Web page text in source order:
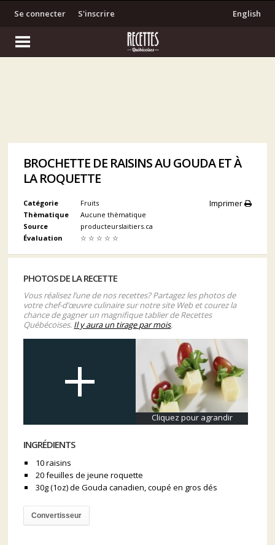
S'inscrire
Se connecter English
BROCHETTE DE RAISINS AU GOUDA ET À
LA ROQUETTE
Imprimer
Catégorie
Fruits
Thèmatique
Aucune thèmatique
Source
producteurslaitiers.ca
Évaluation
☆ ☆ ☆ ☆ ☆
PHOTOS DE LA RECETTE
Vous réalisez l’une de nos recettes? Partagez les photos de
votre chef-d’œuvre culinaire sur notre site Web et courez la
chance de gagner un magnifique tablier de Recettes
Québécoises. Il y aura un tirage par mois.
Cliquez pour agrandir
INGRÉDIENTS
10 raisins
20 feuilles de jeune roquette
30g (1oz) de Gouda canadien, coupé en gros dés
Convertisseur